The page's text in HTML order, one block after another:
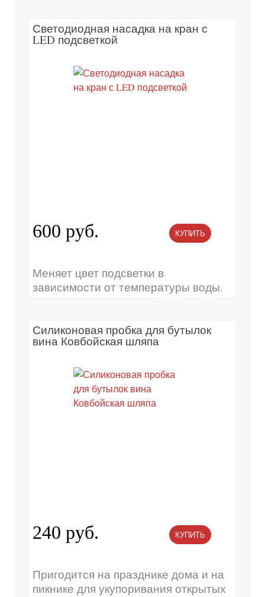
Светодиодная насадка на кран с
LED подсветкой
600 руб. КУПИТЬ
Меняет цвет подсветки в
зависимости от температуры воды.
Силиконовая пробка для бутылок
вина Ковбойская шляпа
240 руб. КУПИТЬ
Пригодится на празднике дома и на
пикнике для укупоривания открытых